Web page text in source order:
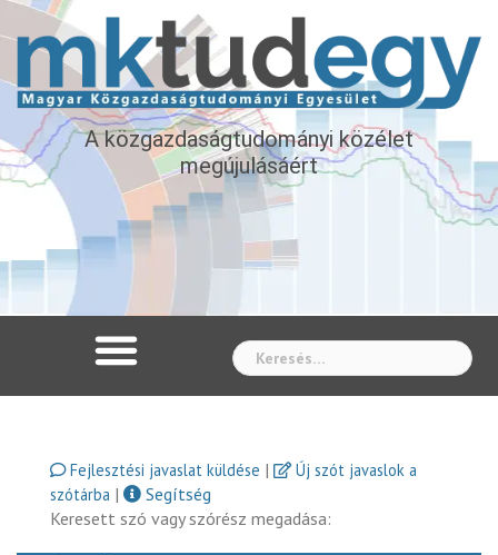
A közgazdaságtudományi közélet
megújulásáért
Fejlesztési javaslat küldése |
Új szót javaslok a
szótárba |
Segítség
Keresett szó vagy szórész megadása: